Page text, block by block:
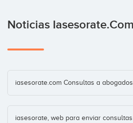
Noticias Iasesorate.com
iasesorate.com Consultas a
iasesorate, web para enviar